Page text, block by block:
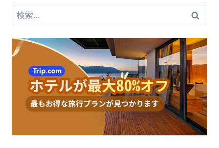
検
索: